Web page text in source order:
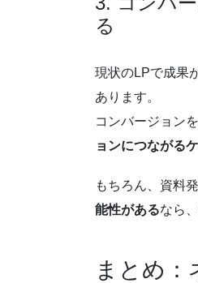
る
現状のLPで成果
あります。
コンバージョン
ョンにつながる
もちろん、資料
能性があるなら
まとめ：